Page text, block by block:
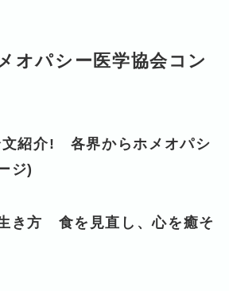
オパシー医学協会コン
文紹介! 各界からホメオパシ
ジ)
き方 食を見直し、心を癒そ